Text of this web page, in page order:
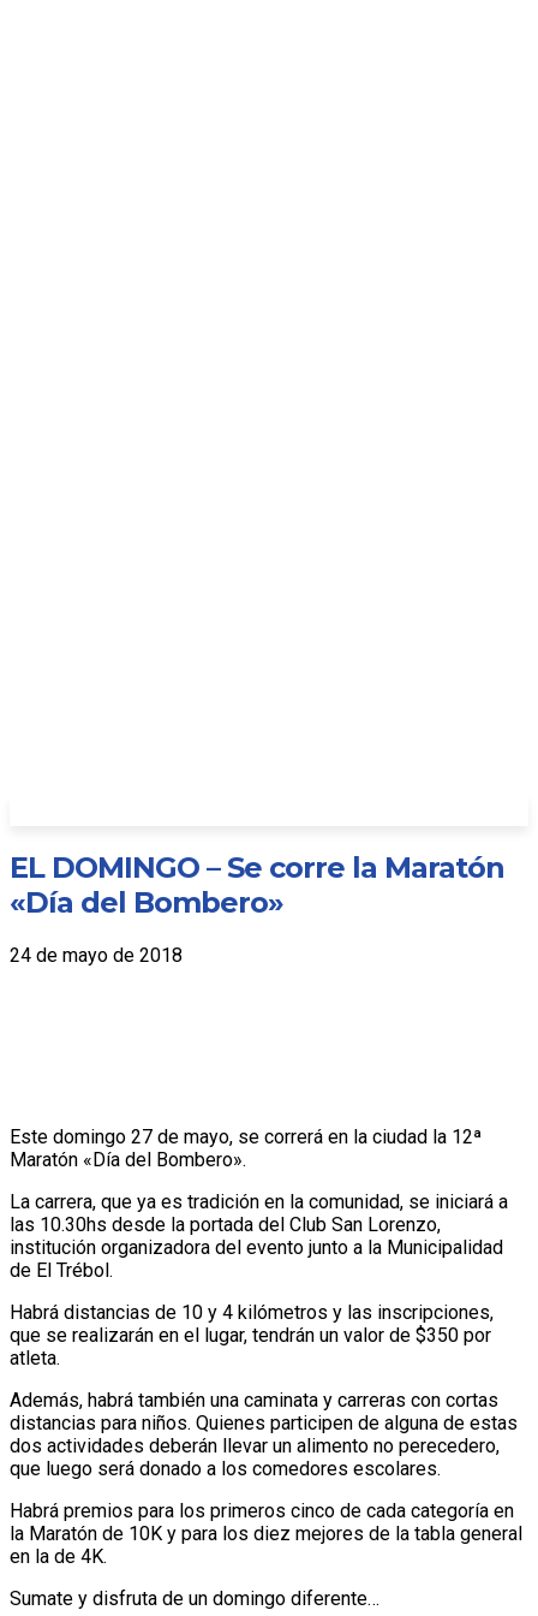
EL DOMINGO – Se corre la Maratón
«Día del Bombero»
24 de mayo de 2018
Este domingo 27 de mayo, se correrá en la ciudad la 12ª
Maratón «Día del Bombero».
La carrera, que ya es tradición en la comunidad, se iniciará a
las 10.30hs desde la portada del Club San Lorenzo,
institución organizadora del evento junto a la Municipalidad
de El Trébol.
Habrá distancias de 10 y 4 kilómetros y las inscripciones,
que se realizarán en el lugar, tendrán un valor de $350 por
atleta.
Además, habrá también una caminata y carreras con cortas
distancias para niños. Quienes participen de alguna de estas
dos actividades deberán llevar un alimento no perecedero,
que luego será donado a los comedores escolares.
Habrá premios para los primeros cinco de cada categoría en
la Maratón de 10K y para los diez mejores de la tabla general
en la de 4K.
Sumate y disfruta de un domingo diferente…